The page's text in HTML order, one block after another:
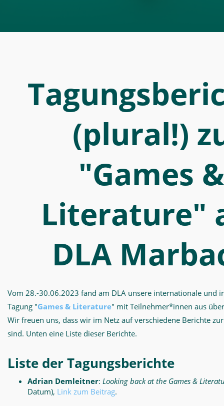
(plural!)
"Games &
Literature"
DLA
Vom 28.-30.06.2023 fand am DLA unsere internationale und
Tagung "Games & Literature" mit Teilnehmer*innen aus
Wir freuen uns, dass wir im Netz auf verschiedene Berichte
sind. Unten eine Liste dieser Berichte.
Liste der Tagungsberichte
Adrian Demleitner: Looking back at the Games &
Datum), Link zum Beitrag.